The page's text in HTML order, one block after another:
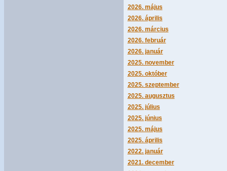
2026. május
2026. április
2026. március
2026. február
2026. január
2025. november
2025. október
2025. szeptember
2025. augusztus
2025. július
2025. június
2025. május
2025. április
2022. január
2021. december